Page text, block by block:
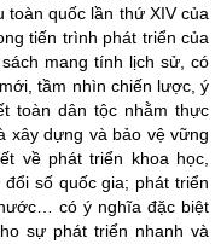
quốc lần thứ XIV của
tiến trình phát triển của
mang tính lịch sử, có
tầm nhìn chiến lược, ý
toàn dân tộc nhằm thực
xây dựng và bảo vệ vững
về phát triển khoa học,
số quốc gia; phát triển
có ý nghĩa đặc biệt
sự phát triển nhanh và